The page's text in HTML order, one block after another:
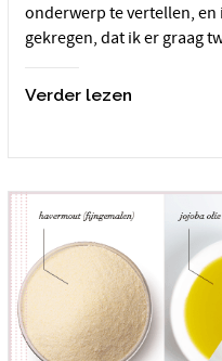
onderwerp te vertellen, en
gekregen, dat ik er graag
Verder lezen